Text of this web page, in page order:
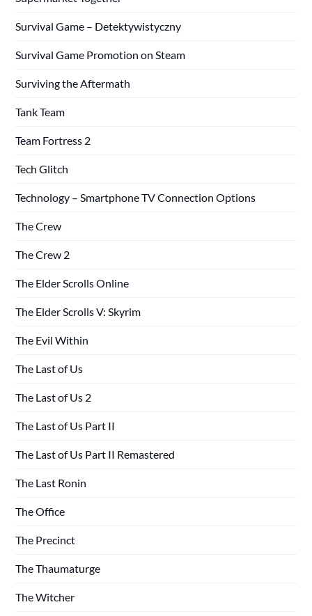
Survival Game – Detektywistyczny
Survival Game Promotion on Steam
Surviving the Aftermath
Tank Team
Team Fortress 2
Tech Glitch
Technology – Smartphone TV Connection Options
The Crew
The Crew 2
The Elder Scrolls Online
The Elder Scrolls V: Skyrim
The Evil Within
The Last of Us
The Last of Us 2
The Last of Us Part II
The Last of Us Part II Remastered
The Last Ronin
The Office
The Precinct
The Thaumaturge
The Witcher